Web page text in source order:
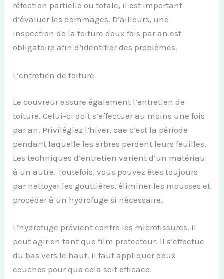
réfection partielle ou totale, il est important
d’évaluer les dommages. D’ailleurs, une
inspection de la toiture deux fois par an est
obligatoire afin d’identifier des problèmes.
L’entretien de toiture
Le couvreur assure également l’entretien de
toiture. Celui-ci doit s’effectuer au moins une fois
par an. Privilégiez l’hiver, cae c’est la période
pendant laquelle les arbres perdent leurs feuilles.
Les techniques d’entretien varient d’un matériau
à un autre. Toutefois, vous pouvez êtes toujours
par nettoyer les gouttières, éliminer les mousses et
procéder à un hydrofuge si nécessaire.
L’hydrofuge prévient contre les microfissures. Il
peut agir en tant que film protecteur. Il s’effectue
du bas vers le haut. Il faut appliquer deux
couches pour que cela soit efficace.